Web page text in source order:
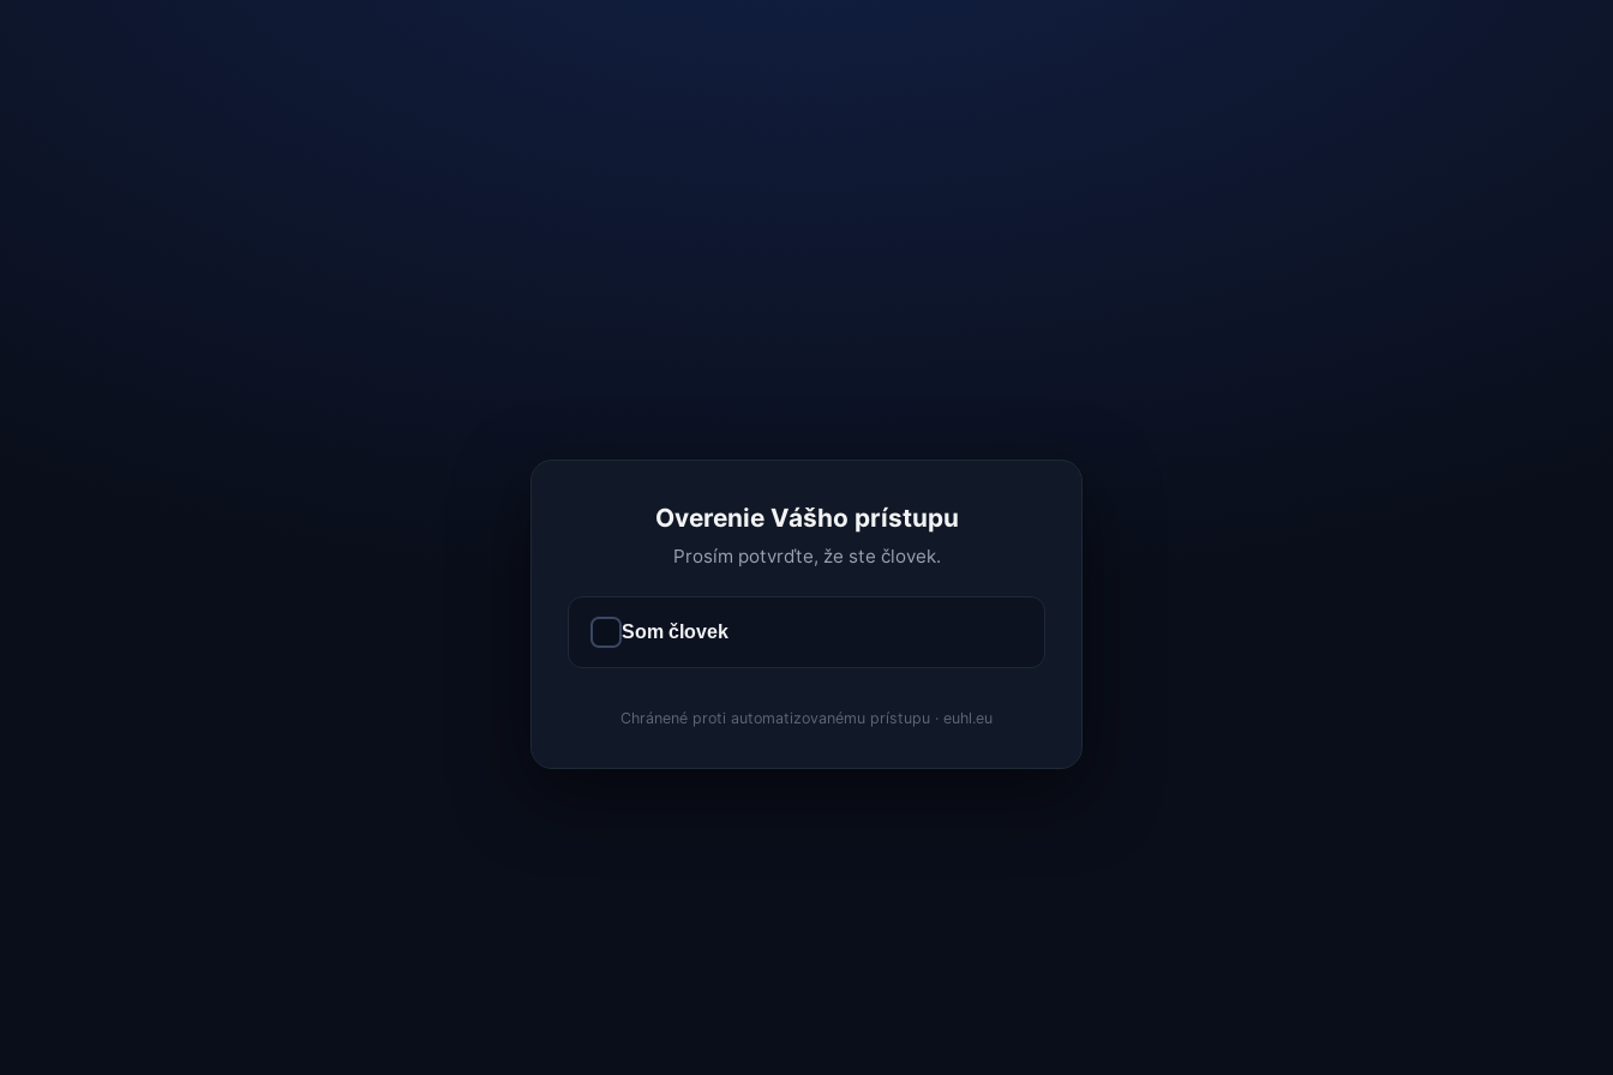
Overenie Vášho prístupu
Prosím potvrďte, že ste človek.
Som človek
Chránené proti automatizovanému prístupu · euhl.eu